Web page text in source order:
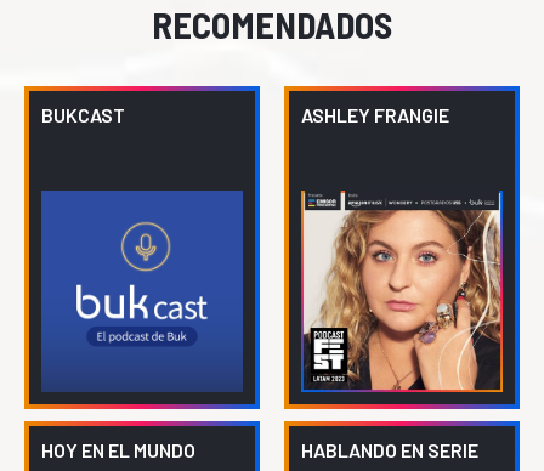
RECOMENDADOS
BUKCAST ASHLEY FRANGIE
HOY EN EL MUNDO HABLANDO EN SERIE